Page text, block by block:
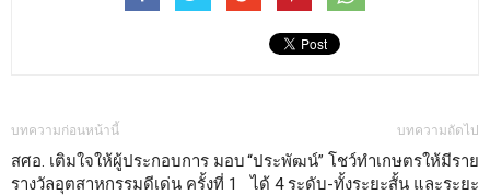
บทความก่อนหน้านี้
สศอ. เติมใจให้ผู้ประกอบการ มอบ
รางวัลอุตสาหกรรมดีเด่น ครั้งที่ 1
บทความถัดไป
“ประพัฒน์” โชว์ทำเกษตรให้มีราย
ได้ 4 ระดับ-ทั้งระยะสั้น และระยะ